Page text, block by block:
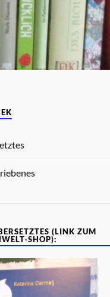
(LINK ZUM
SHOP):